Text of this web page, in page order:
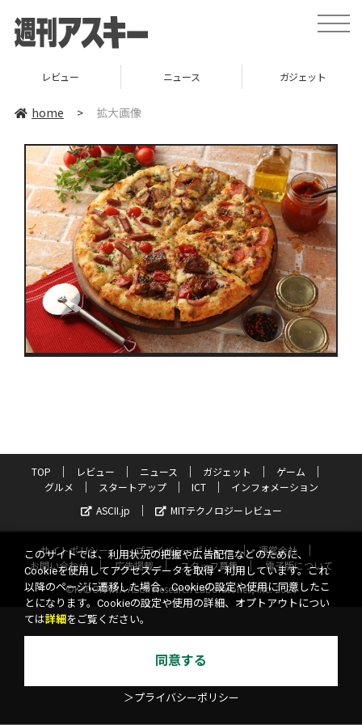
toggle
レビュー ニュース ガジェット
home > 拡大画像
TOP レビュー ニュース ガジェット
ゲーム
グルメ
スタートアップ ICT
インフォメーション
ASCII.jp
MITテクノロジーレビュー
サイトポリシー プライバシーポリシー
運営会社
お問い合わせ
広告掲載 スタッフ募集
電子版について
©KADOKAWA ASCII Research Laboratories, Inc. 2026
このサイトでは、利用状況の把握や広告配信などのために、
Cookieを使用してアクセスデータを取得・利用しています。これ
以降のページに遷移した場合、Cookieの設定や使用に同意したこ
とになります。Cookieの設定や使用の詳細、オプトアウトについ
ては詳細 をご覧ください。
同意する
＞プライバシーポリシー